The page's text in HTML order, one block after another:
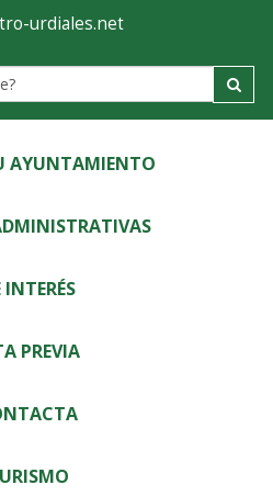
urdiales.net
Label
AYUNTAMIENTO
INTERÉS
PREVIA